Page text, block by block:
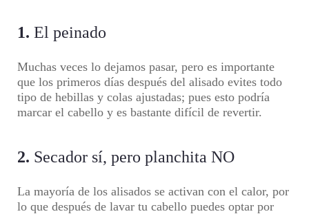
1. El peinado
Muchas veces lo dejamos pasar, pero es importante
que los primeros días después del alisado evites todo
tipo de hebillas y colas ajustadas; pues esto podría
marcar el cabello y es bastante difícil de revertir.
2. Secador sí, pero planchita NO
La mayoría de los alisados se activan con el calor, por
lo que después de lavar tu cabello puedes optar por